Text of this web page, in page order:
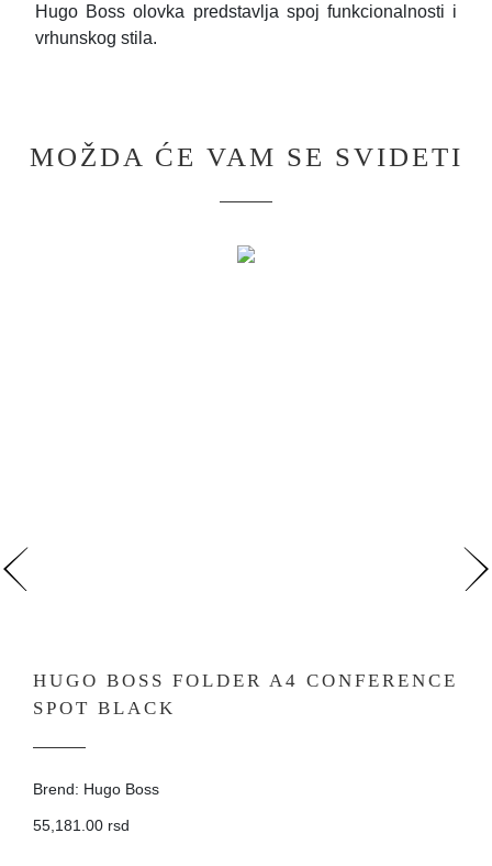
Hugo Boss olovka predstavlja spoj funkcionalnosti i
vrhunskog stila.
MOŽDA ĆE VAM SE SVIDETI
HUGO BOSS FOLDER A4 CONFERENCE
SPOT BLACK
Brend: Hugo Boss
55,181.00 rsd